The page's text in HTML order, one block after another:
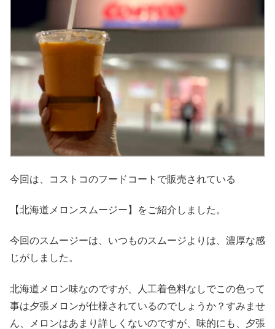
今回は、コストコのフードコートで販売されている
【北海道メロンスムージー】をご紹介しました。
今回のスムージーは、いつものスムージよりは、濃厚な感
じがしました。
北海道メロン味なのですが、人工着色料なしでこの色って
事は夕張メロンが仕様されているのでしょうか？すみませ
ん、メロンはあまり詳しくないのですが、味的にも、夕張